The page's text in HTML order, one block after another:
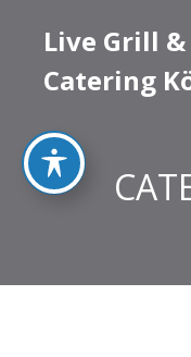
Live Grill &
Catering